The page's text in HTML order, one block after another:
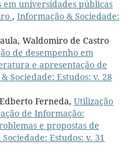
universidades públicas
, Informação & Sociedade:
Waldomiro de Castro
de desempenho em
e apresentação de
Sociedade: Estudos: v. 28
Ferneda, Utilização
de Informação:
e propostas de
Estudos: v. 31